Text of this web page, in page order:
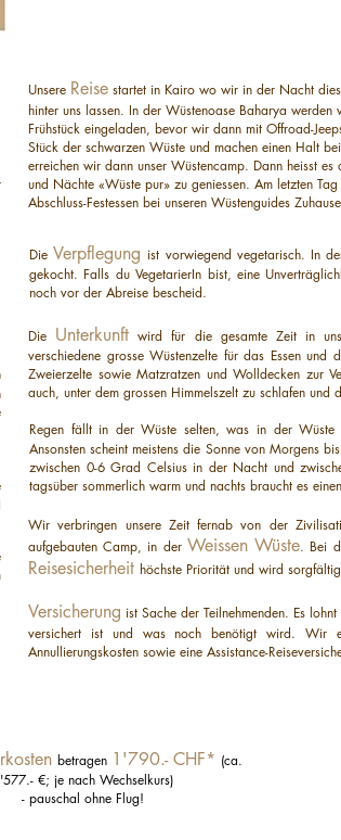
Unsere Reise startet in Kairo wo wir in der Nacht
hinter uns lassen. In der Wüstenoase Baharya werden
Frühstück eingeladen, bevor wir dann mit Offroad-
Stück der schwarzen Wüste und machen einen Halt
erreichen wir dann unser Wüstencamp. Dann heisst
und Nächte «Wüste pur» zu geniessen. Am letzten
Abschluss-Festessen bei unseren Wüstenguides
DieVerpflegung ist vorwiegend vegetarisch. In
gekocht. Falls du VegetarierIn bist, eine
noch vor der Abreise bescheid.
Die Unterkunft wird für die gesamte Zeit in
verschiedene grosse Wüstenzelte für das Essen und
Zweierzelte sowie Matzratzen und Wolldecken zur
auch, unter dem grossen Himmelszelt zu schlafen und
Regen fällt in der Wüste selten, was in der Wüste
Ansonsten scheint meistens die Sonne von Morgens
zwischen 0-6 Grad Celsius in der Nacht und
tagsüber sommerlich warm und nachts braucht es
Wir verbringen unsere Zeit fernab von der
aufgebauten Camp, in der Weissen Wüste. Bei
Reisesicherheit höchste Priorität und wird
Versicherung ist Sache der Teilnehmenden. Es
versichert ist und was noch benötigt wird. Wir
Annullierungskosten sowie eine Assistance-
betragen 1'790.- CHF* (ca.
€; je nach Wechselkurs)
- pauschal ohne Flug!